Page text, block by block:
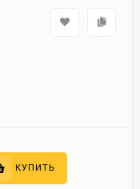
КУПИТЬ